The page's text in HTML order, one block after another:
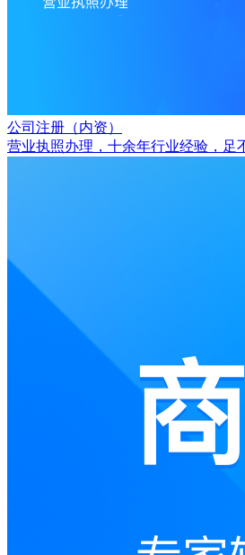
公司注册（内资）
营业执照办理，十余年行业经验，足